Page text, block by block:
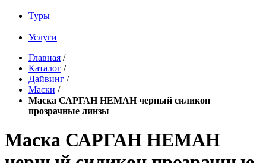
Туры
Услуги
Главная /
Каталог /
Дайвинг /
Маски /
Маска САРГАН НЕМАН черный силикон
прозрачные линзы
Маска САРГАН НЕМАН